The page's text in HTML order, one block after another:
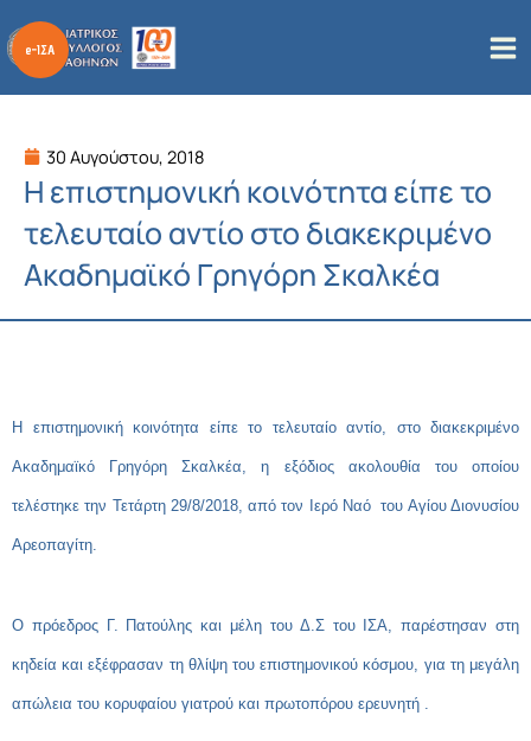
στο
περιεχόμενο
30 Αυγούστου, 2018
Η επιστημονική κοινότητα είπε το
τελευταίο αντίο στο διακεκριμένο
Ακαδημαϊκό Γρηγόρη Σκαλκέα
Η επιστημονική κοινότητα είπε το τελευταίο αντίο, στο διακεκριμένο
Ακαδημαϊκό Γρηγόρη Σκαλκέα, η εξόδιος ακολουθία του οποίου
τελέστηκε την Τετάρτη 29/8/2018, από τον Ιερό Ναό του Αγίου Διονυσίου
Αρεοπαγίτη.
Ο πρόεδρος Γ. Πατούλης και μέλη του Δ.Σ του ΙΣΑ, παρέστησαν στη
κηδεία και εξέφρασαν τη θλίψη του επιστημονικού κόσμου, για τη μεγάλη
απώλεια του κορυφαίου γιατρού και πρωτοπόρου ερευνητή .